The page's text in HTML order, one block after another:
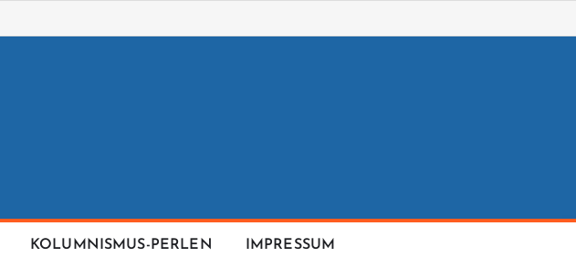
KOLUMNISMUS-PERLEN IMPRESSUM